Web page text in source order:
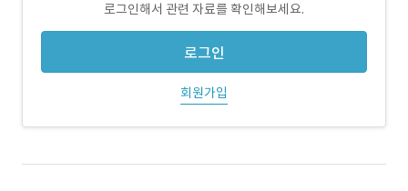
로그인해서 관련 자료를 확인해보세요.
로그인
회원가입